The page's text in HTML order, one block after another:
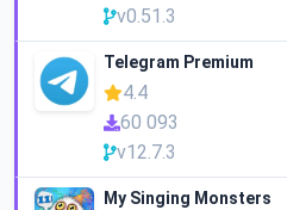
v0.51.3
Telegram Premium
4.4
60 093
v12.7.3
My Singing Monsters